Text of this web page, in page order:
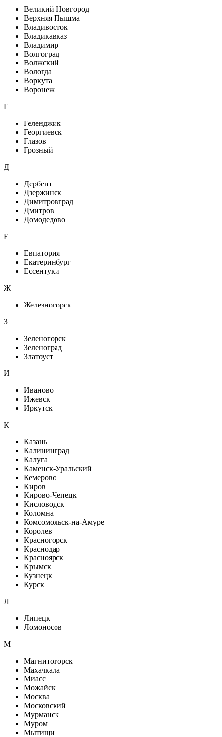
Великий Новгород
Верхняя Пышма
Владивосток
Владикавказ
Владимир
Волгоград
Волжский
Вологда
Воркута
Воронеж
Г
Геленджик
Георгиевск
Глазов
Грозный
Д
Дербент
Дзержинск
Димитровград
Дмитров
Домодедово
Е
Евпатория
Екатеринбург
Ессентуки
Ж
Железногорск
З
Зеленогорск
Зеленоград
Златоуст
И
Иваново
Ижевск
Иркутск
К
Казань
Калининград
Калуга
Каменск-Уральский
Кемерово
Киров
Кирово-Чепецк
Кисловодск
Коломна
Комсомольск-на-Амуре
Королев
Красногорск
Краснодар
Красноярск
Крымск
Кузнецк
Курск
Л
Липецк
Ломоносов
М
Магнитогорск
Махачкала
Миасс
Можайск
Москва
Московский
Мурманск
Муром
Мытищи